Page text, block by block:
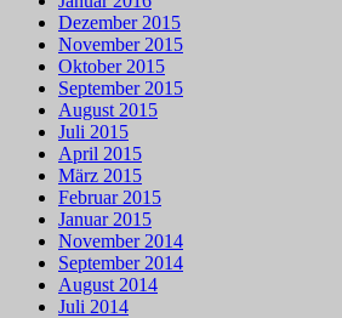
Dezember 2015
November 2015
Oktober 2015
September 2015
August 2015
Juli 2015
April 2015
März 2015
Februar 2015
Januar 2015
November 2014
September 2014
August 2014
Juli 2014